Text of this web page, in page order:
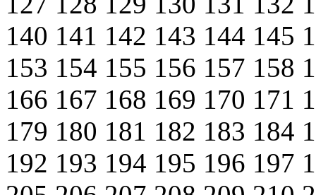
140 141 142 143 144 145
153 154 155 156 157 158
166 167 168 169 170 171
179 180 181 182 183 184
192 193 194 195 196 197